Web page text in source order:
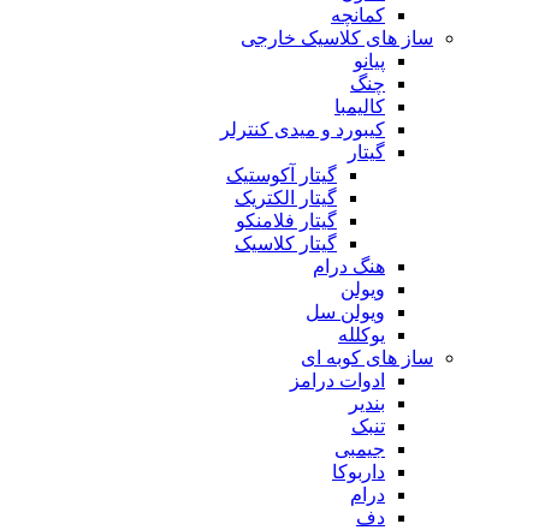
کمانچه
ساز های کلاسیک خارجی
پیانو
چنگ
کالیمبا
کیبورد و میدی کنترلر
گیتار
گیتار آکوستیک
گیتار الکتریک
گیتار فلامنکو
گیتار کلاسیک
هنگ درام
ویولن
ویولن سل
یوکلله
ساز های کوبه ای
ادوات درامز
بندیر
تنبک
جیمبی
داربوکا
درام
دف